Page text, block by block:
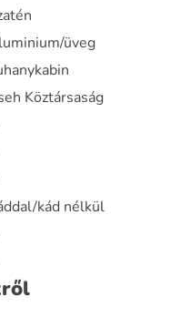
üveg
Köztársaság
kád nélkül